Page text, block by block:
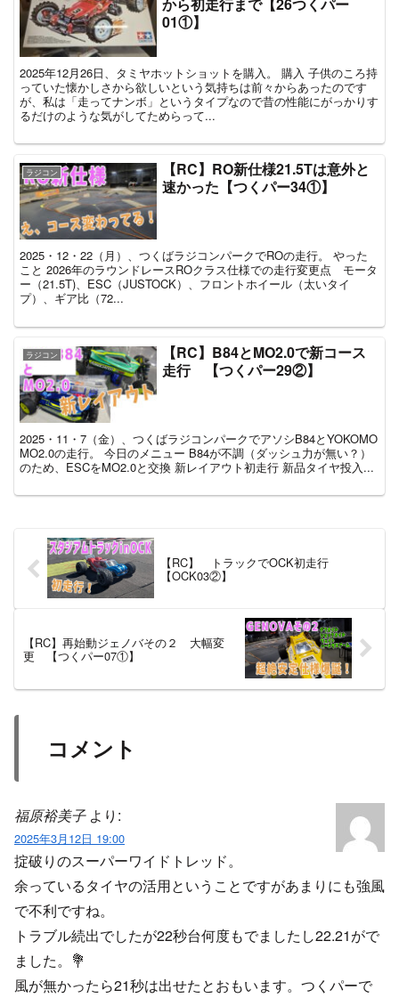
01①】
2025年12月26日、タミヤホットショットを購入。 購入 子供のころ持
っていた懐かしさから欲しいという気持ちは前々からあったのです
が、私は「走ってナンボ」というタイプなので昔の性能にがっかりす
るだけのような気がしてためらって...
ラジコン
【RC】RO新仕様21.5Tは意外と
速かった【つくパー34①】
2025・12・22（月）、つくばラジコンパークでROの走行。 やった
こと 2026年のラウンドレースROクラス仕様での走行変更点 モータ
ー（21.5T)、ESC（JUSTOCK）、フロントホイール（太いタイ
プ）、ギア比（72...
ラジコン
【RC】B84とMO2.0で新コース
走行 【つくパー29②】
2025・11・7（金）、つくばラジコンパークでアソシB84とYOKOMO
MO2.0の走行。 今日のメニュー B84が不調（ダッシュ力が無い？）
のため、ESCをMO2.0と交換 新レイアウト初走行 新品タイヤ投入...
【RC】 トラックでOCK初走行
【OCK03②】
【RC】再始動ジェノバその２ 大幅変
更 【つくパー07①】
コメント
福原裕美子 より:
2025年3月12日 19:00
掟破りのスーパーワイドトレッド。
余っているタイヤの活用ということですがあまりにも強風
で不利ですね。
トラブル続出でしたが22秒台何度もでましたし22.21がで
ました。💐
風が無かったら21秒は出せたとおもいます。つくパーで